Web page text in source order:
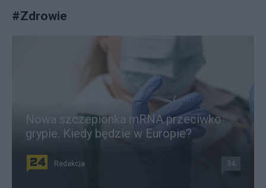
#Zdrowie
Nowa szczepionka mRNA przeciwko
grypie. Kiedy będzie w Europie?
Redakcja 34